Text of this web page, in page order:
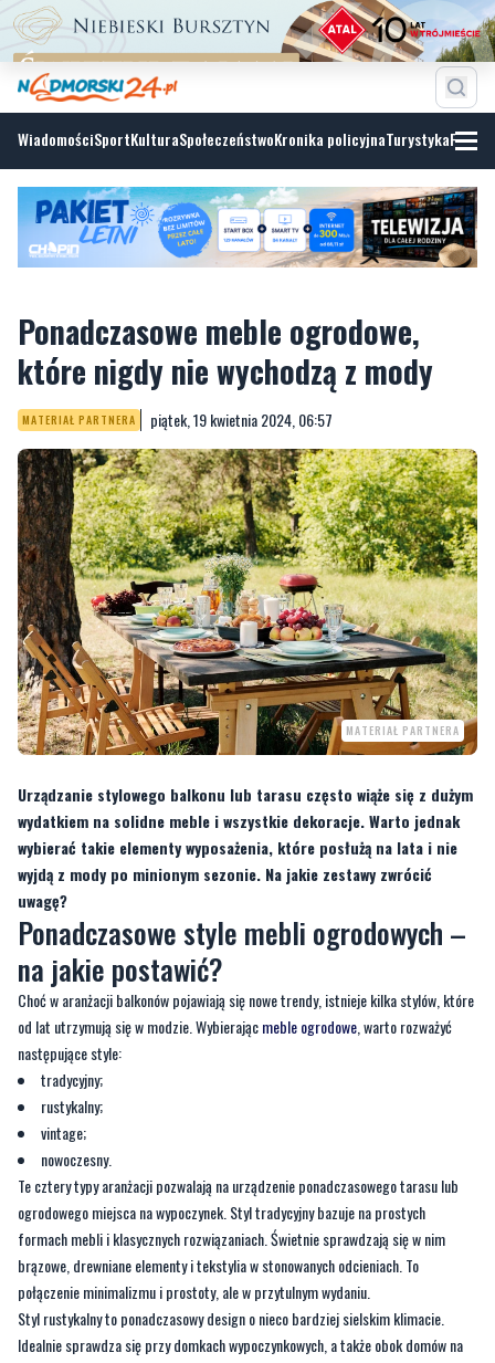
WiadomościSportKulturaSpołeczeństwoKronika policyjnaTurystyka
Ponadczasowe meble ogrodowe,
które nigdy nie wychodzą z mody
MATERIAŁ PARTNERA piątek, 19 kwietnia 2024, 06:57
MATERIAŁ PARTNERA
Urządzanie stylowego balkonu lub tarasu często wiąże się z dużym
wydatkiem na solidne meble i wszystkie dekoracje. Warto jednak
wybierać takie elementy wyposażenia, które posłużą na lata i nie
wyjdą z mody po minionym sezonie. Na jakie zestawy zwrócić
uwagę?
Ponadczasowe style mebli ogrodowych –
na jakie postawić?
Choć w aranżacji balkonów pojawiają się nowe trendy, istnieje kilka stylów, które
od lat utrzymują się w modzie. Wybierającmeble ogrodowe , warto rozważyć
następujące style:
tradycyjny;
rustykalny;
vintage;
nowoczesny.
Te cztery typy aranżacji pozwalają na urządzenie ponadczasowego tarasu lub
ogrodowego miejsca na wypoczynek. Styl tradycyjny bazuje na prostych
formach mebli i klasycznych rozwiązaniach. Świetnie sprawdzają się w nim
brązowe, drewniane elementy i tekstylia w stonowanych odcieniach. To
połączenie minimalizmu i prostoty, ale w przytulnym wydaniu.
Styl rustykalny to ponadczasowy design o nieco bardziej sielskim klimacie.
Idealnie sprawdza się przy domkach wypoczynkowych, a także obok domów na